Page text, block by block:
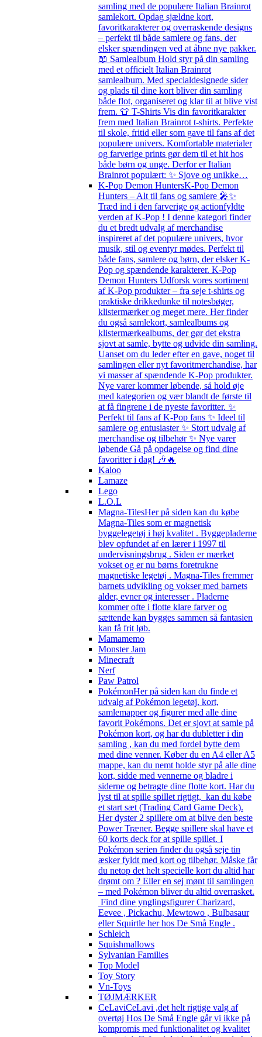
samling med de populære Italian Brainrot
samlekort. Opdag sjældne kort,
favoritkarakterer og overraskende designs
– perfekt til både samlere og fans, der
elsker spændingen ved at åbne nye pakker.
📖 Samlealbum Hold styr på din samling
med et officielt Italian Brainrot
samlealbum. Med specialdesignede sider
og plads til dine kort bliver din samling
både flot, organiseret og klar til at blive vist
frem. 👕 T-Shirts Vis din favoritkarakter
frem med Italian Brainrot t-shirts. Perfekte
til skole, fritid eller som gave til fans af det
populære univers. Komfortable materialer
og farverige prints gør dem til et hit hos
både børn og unge. Derfor er Italian
Brainrot populært: ✨ Sjove og unikke…
K-Pop Demon HuntersK-Pop Demon
Hunters – Alt til fans og samlere 🎤✨
Træd ind i den farverige og actionfyldte
verden af K-Pop ! I denne kategori finder
du et bredt udvalg af merchandise
inspireret af det populære univers, hvor
musik, stil og eventyr mødes. Perfekt til
både fans, samlere og børn, der elsker K-
Pop og spændende karakterer. K-Pop
Demon Hunters Udforsk vores sortiment
af K-Pop produkter – fra seje t-shirts og
praktiske drikkedunke til notesbøger,
klistermærker og meget mere. Her finder
du også samlekort, samlealbums og
klistermærkealbums, der gør det ekstra
sjovt at samle, bytte og udvide din samling.
Uanset om du leder efter en gave, noget til
samlingen eller nyt favoritmerchandise, har
vi masser af spændende K-Pop produkter.
Nye varer kommer løbende, så hold øje
med kategorien og vær blandt de første til
at få fingrene i de nyeste favoritter. ✨
Perfekt til fans af K-Pop fans ✨ Ideel til
samlere og entusiaster ✨ Stort udvalg af
merchandise og tilbehør ✨ Nye varer
løbende Gå på opdagelse og find dine
favoritter i dag! 🎶🔥
Kaloo
Lamaze
Lego
L.O.L
Magna-TilesHer på siden kan du købe
Magna-Tiles som er magnetisk
byggelegetøj i høj kvalitet . Byggepladerne
blev opfundet af en lærer i 1997 til
undervisningsbrug . Siden er mærket
vokset og er nu børns foretrukne
magnetiske legetøj . Magna-Tiles fremmer
barnets udvikling og vokser med barnets
alder, evner og interesser . Pladerne
kommer ofte i flotte klare farver og
sættende kan bygges sammen så fantasien
kan få frit løb.
Mamamemo
Monster Jam
Minecraft
Nerf
Paw Patrol
PokémonHer på siden kan du finde et
udvalg af Pokémon legetøj, kort,
samlemapper og figurer med alle dine
favorit Pokémons. Det er sjovt at samle på
Pokémon kort, og har du dubletter i din
samling , kan du med fordel bytte dem
med dine venner. Køber du en A4 eller A5
mappe, kan du nemt holde styr på alle dine
kort, sidde med vennerne og bladre i
siderne og betragte dine flotte kort. Har du
lyst til at spille spillet rigtigt, kan du købe
et start sæt (Trading Card Game Deck).
Her dyster 2 spillere om at blive den beste
Power Træner. Begge spillere skal have et
60 korts deck for at spille spillet. I
Pokémon serien finder du også seje tin
æsker fyldt med kort og tilbehør. Måske får
du netop det helt specielle kort du altid har
drømt om ? Eller en sej mønt til samlingen
– med Pokémon bliver du altid overrasket.
Find dine ynglingsfigurer Charizard,
Eevee , Pickachu, Mewtowo , Bulbasaur
eller Squirtle her hos De Små Engle .
Schleich
Squishmallows
Sylvanian Families
Top Model
Toy Story
Vn-Toys
TØJMÆRKER
CeLaviCeLavi ,det helt rigtige valg af
overtøj Hos De Små Engle går vi ikke på
kompromis med funktionalitet og kvalitet